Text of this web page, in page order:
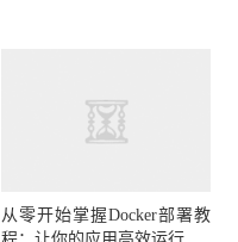
从零开始掌握Docker部署教